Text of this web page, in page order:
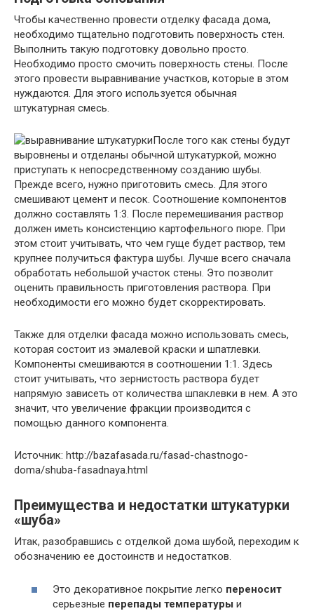
Чтобы качественно провести отделку фасада дома,
необходимо тщательно подготовить поверхность стен.
Выполнить такую подготовку довольно просто.
Необходимо просто смочить поверхность стены. После
этого провести выравнивание участков, которые в этом
нуждаются. Для этого используется обычная
штукатурная смесь.
После того как стены будут
выровнены и отделаны обычной штукатуркой, можно
приступать к непосредственному созданию шубы.
Прежде всего, нужно приготовить смесь. Для этого
смешивают цемент и песок. Соотношение компонентов
должно составлять 1:3. После перемешивания раствор
должен иметь консистенцию картофельного пюре. При
этом стоит учитывать, что чем гуще будет раствор, тем
крупнее получиться фактура шубы. Лучше всего сначала
обработать небольшой участок стены. Это позволит
оценить правильность приготовления раствора. При
необходимости его можно будет скорректировать.
Также для отделки фасада можно использовать смесь,
которая состоит из эмалевой краски и шпатлевки.
Компоненты смешиваются в соотношении 1:1. Здесь
стоит учитывать, что зернистость раствора будет
напрямую зависеть от количества шпаклевки в нем. А это
значит, что увеличение фракции производится с
помощью данного компонента.
Источник: http://bazafasada.ru/fasad-chastnogo-
doma/shuba-fasadnaya.html
Преимущества и недостатки штукатурки
«шуба»
Итак, разобравшись с отделкой дома шубой, переходим к
обозначению ее достоинств и недостатков.
Это декоративное покрытие легко переносит
серьезные перепады температуры и